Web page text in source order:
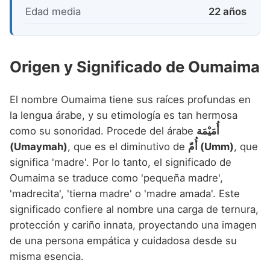
Nombres de Niña que empiezan por V
Nombres de Niña que empiezan por X
Nombres de Niña que empiezan por Z
Edad media 22 años
Origen y Significado de Oumaima
El nombre Oumaima tiene sus raíces profundas en
la lengua árabe, y su etimología es tan hermosa
como su sonoridad. Procede del árabe أُمَيْمَة
(Umaymah), que es el diminutivo de أُمّ (Umm), que
significa 'madre'. Por lo tanto, el significado de
Oumaima se traduce como 'pequeña madre',
'madrecita', 'tierna madre' o 'madre amada'. Este
significado confiere al nombre una carga de ternura,
protección y cariño innata, proyectando una imagen
de una persona empática y cuidadosa desde su
misma esencia.